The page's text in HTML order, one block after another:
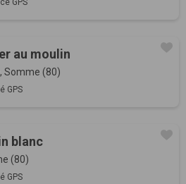
GPS
au moulin
Somme (80)
GPS
blanc
(80)
GPS